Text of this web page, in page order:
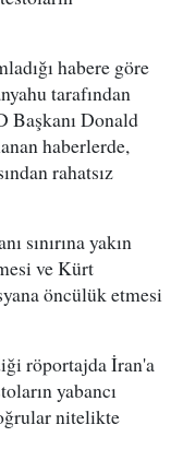
habere göre
tarafından
Başkanı Donald
haberlerde,
rahatsız
sınırına yakın
ve Kürt
öncülük etmesi
röportajda İran'a
yabancı
nitelikte